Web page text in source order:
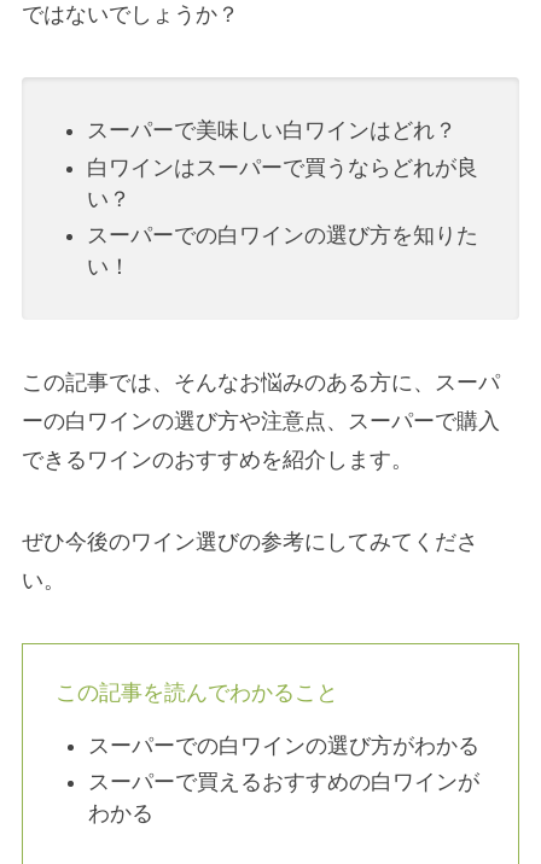
ではないでしょうか？
スーパーで美味しい白ワインはどれ？
白ワインはスーパーで買うならどれが良
い？
スーパーでの白ワインの選び方を知りた
い！
この記事では、そんなお悩みのある方に、スーパ
ーの白ワインの選び方や注意点、スーパーで購入
できるワインのおすすめを紹介します。
ぜひ今後のワイン選びの参考にしてみてくださ
い。
この記事を読んでわかること
スーパーでの白ワインの選び方がわかる
スーパーで買えるおすすめの白ワインが
わかる